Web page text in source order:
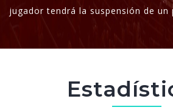
jugador tendrá la suspensión de un